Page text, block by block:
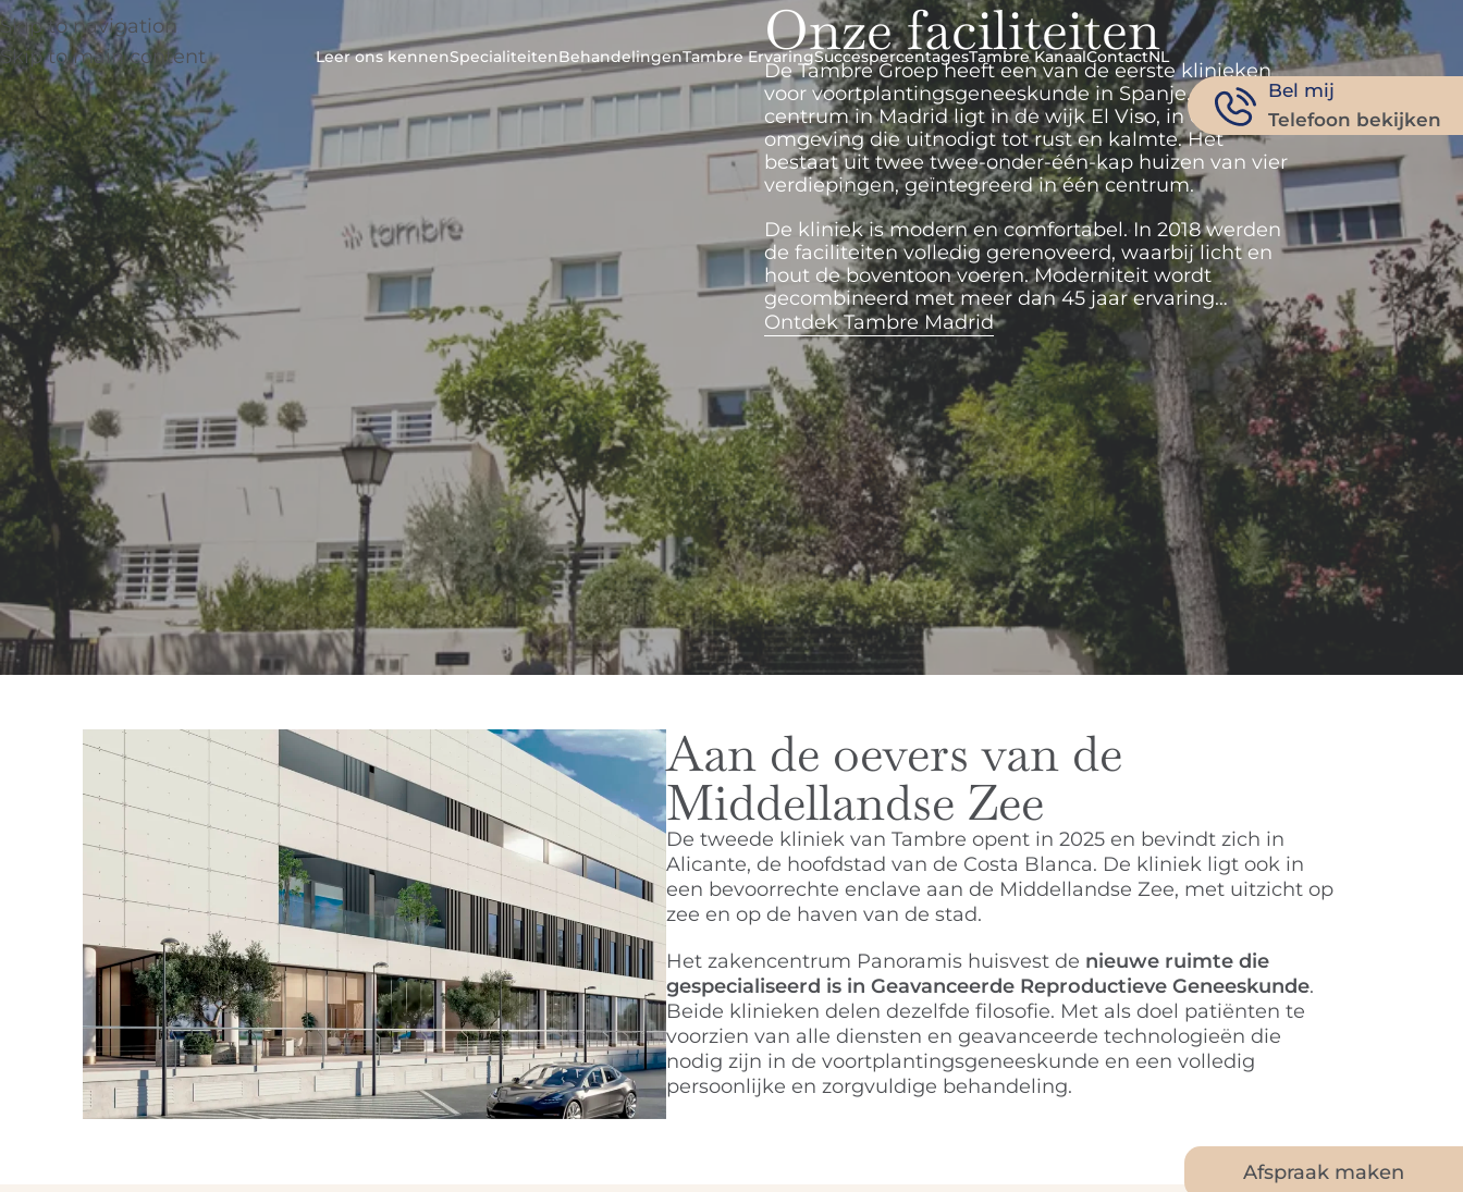
Skip to navigation
Skip to main content
Leer ons kennenSpecialiteitenBehandelingenTambre ErvaringSuccespercentagesTambre KanaalContactNL
Bel mij
Telefoon bekijken
Onze faciliteiten
De Tambre Groep heeft een van de eerste klinieken
voor voortplantingsgeneeskunde in Spanje. Ons
centrum in Madrid ligt in de wijk El Viso, in een
omgeving die uitnodigt tot rust en kalmte. Het
bestaat uit twee twee-onder-één-kap huizen van vier
verdiepingen, geïntegreerd in één centrum.
De kliniek is modern en comfortabel. In 2018 werden
de faciliteiten volledig gerenoveerd, waarbij licht en
hout de boventoon voeren. Moderniteit wordt
gecombineerd met meer dan 45 jaar ervaring…
Ontdek Tambre Madrid
Aan de oevers van de
Middellandse Zee
De tweede kliniek van Tambre opent in 2025 en bevindt zich in
Alicante, de hoofdstad van de Costa Blanca. De kliniek ligt ook in
een bevoorrechte enclave aan de Middellandse Zee, met uitzicht op
zee en op de haven van de stad.
Het zakencentrum Panoramis huisvest de nieuwe ruimte die
gespecialiseerd is in Geavanceerde Reproductieve Geneeskunde.
Beide klinieken delen dezelfde filosofie. Met als doel patiënten te
voorzien van alle diensten en geavanceerde technologieën die
nodig zijn in de voortplantingsgeneeskunde en een volledig
persoonlijke en zorgvuldige behandeling.
Afspraak maken